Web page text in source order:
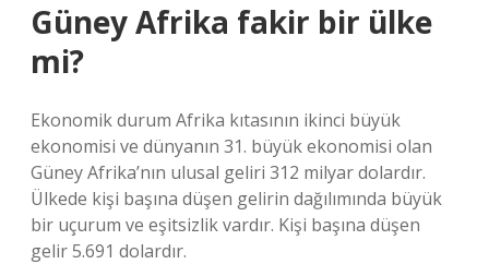
Güney Afrika fakir bir ülke
mi?
Ekonomik durum Afrika kıtasının ikinci büyük
ekonomisi ve dünyanın 31. büyük ekonomisi olan
Güney Afrika’nın ulusal geliri 312 milyar dolardır.
Ülkede kişi başına düşen gelirin dağılımında büyük
bir uçurum ve eşitsizlik vardır. Kişi başına düşen
gelir 5.691 dolardır.